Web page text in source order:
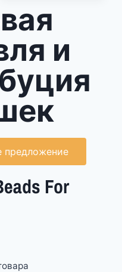
и
предложение
For